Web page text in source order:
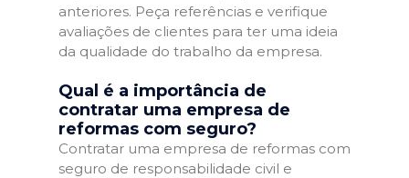
anteriores. Peça referências e verifique
avaliações de clientes para ter uma ideia
da qualidade do trabalho da empresa.
Qual é a importância de
contratar uma empresa de
reformas com seguro?
Contratar uma empresa de reformas com
seguro de responsabilidade civil e